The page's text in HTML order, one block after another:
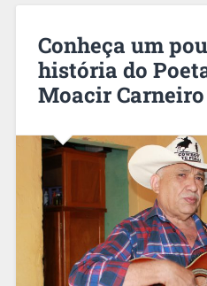
Conheça um
história do
Moacir Carneiro